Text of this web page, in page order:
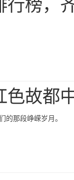
行榜，
色故都
的那段峥嵘岁月。